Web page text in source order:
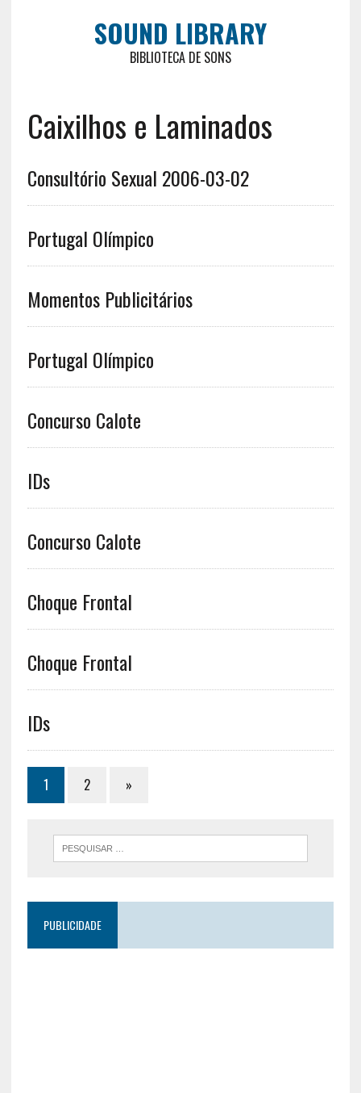
SOUND LIBRARY
BIBLIOTECA DE SONS
Caixilhos e Laminados
Consultório Sexual 2006-03-02
Portugal Olímpico
Momentos Publicitários
Portugal Olímpico
Concurso Calote
IDs
Concurso Calote
Choque Frontal
Choque Frontal
IDs
1 2 »
PUBLICIDADE